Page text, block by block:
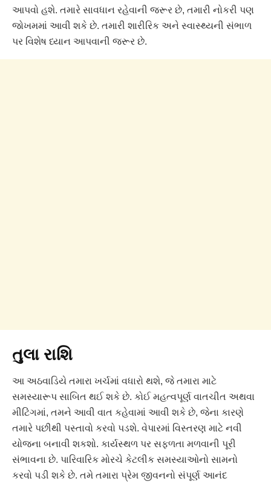
આપવો હશે. તમારે સાવધાન રહેવાની જરૂર છે, તમારી નોકરી પણ
જોખમમાં આવી શકે છે. તમારી શારીરિક અને સ્વાસ્થ્યની સંભાળ
પર વિશેષ ધ્યાન આપવાની જરૂર છે.
તુલા રાશિ
આ અઠવાડિયે તમારા ખર્ચમાં વધારો થશે, જે તમારા માટે
સમસ્યારૂપ સાબિત થઈ શકે છે. કોઈ મહત્વપૂર્ણ વાતચીત અથવા
મીટિંગમાં, તમને આવી વાત કહેવામાં આવી શકે છે, જેના કારણે
તમારે પછીથી પસ્તાવો કરવો પડશે. વેપારમાં વિસ્તરણ માટે નવી
યોજના બનાવી શકશો. કાર્યસ્થળ પર સફળતા મળવાની પૂરી
સંભાવના છે. પારિવારિક મોરચે કેટલીક સમસ્યાઓનો સામનો
કરવો પડી શકે છે. તમે તમારા પ્રેમ જીવનનો સંપૂર્ણ આનંદ